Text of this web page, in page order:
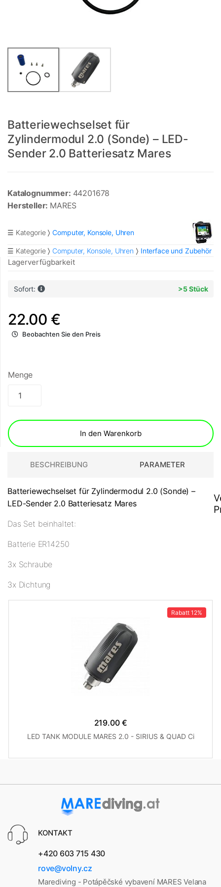
Batteriewechselset für
Zylindermodul 2.0 (Sonde) – LED-
Sender 2.0 Batteriesatz Mares
Katalognummer: 44201678
Hersteller: MARES
☰ Kategorie Computer, Konsole, Uhren
☰ Kategorie Computer, Konsole, Uhren Interface und Zubehör
Lagerverfügbarkeit
Sofort: >5 Stück
22.00 €
Beobachten Sie den Preis
Menge
In den Warenkorb
BESCHREIBUNG PARAMETER
Batteriewechselset für Zylindermodul 2.0 (Sonde) –
LED-Sender 2.0 Batteriesatz Mares
Das Set beinhaltet:
Batterie ER14250
3x Schraube
3x Dichtung
Rabatt 12%
219.00 €
LED TANK MODULE MARES 2.0 - SIRIUS & QUAD Ci
KONTAKT
+420 603 715 430
rove@volny.cz
Marediving - Potápěčské vybavení MARES Velana